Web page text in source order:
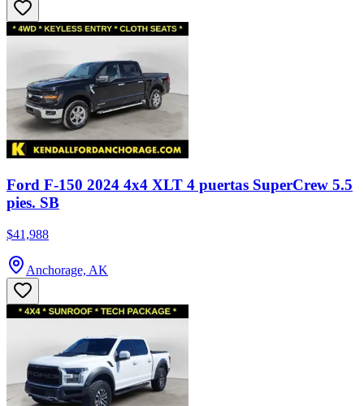
Ford F-150 2024 4x4 XLT 4 puertas SuperCrew 5.5
pies. SB
$41,988
Anchorage, AK